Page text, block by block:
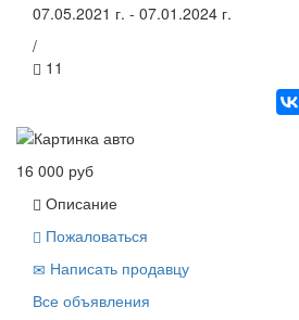
07.05.2021 г. - 07.01.2024 г.
/
11
16 000 руб
Описание
Пожаловаться
Написать продавцу
Все объявления